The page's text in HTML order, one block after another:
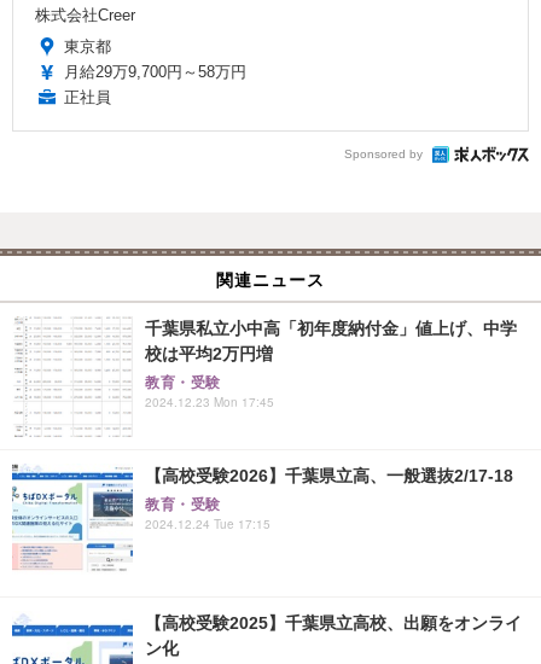
株式会社Creer
東京都
月給29万9,700円～58万円
正社員
Sponsored by
関連ニュース
千葉県私立小中高「初年度納付金」値上げ、中学
校は平均2万円増
教育・受験
2024.12.23 Mon 17:45
【高校受験2026】千葉県立高、一般選抜2/17-18
教育・受験
2024.12.24 Tue 17:15
【高校受験2025】千葉県立高校、出願をオンライ
ン化